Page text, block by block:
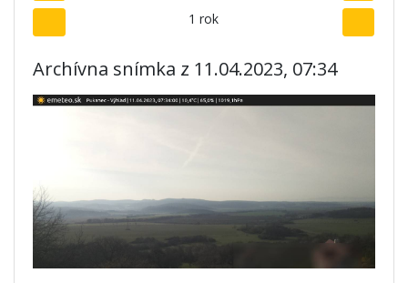
1 rok
Archívna snímka z 11.04.2023, 07:34